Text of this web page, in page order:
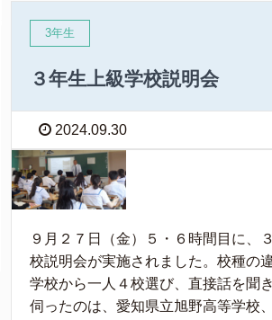
3年生
３年生上級学校説明会
2024.09.30
９月２７日（金）５・６時間目に、
校説明会が実施されました。校種の
学校から一人４校選び、直接話を聞
伺ったのは、愛知県立旭野高等学校